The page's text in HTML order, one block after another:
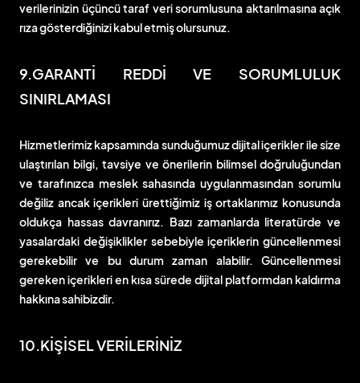
verilerinizin üçüncü taraf veri sorumlusuna aktarılmasına açık
rıza gösterdiğinizi kabul etmiş olursunuz.
9.GARANTİ REDDİ VE SORUMLULUK
SINIRLAMASI
Hizmetlerimiz kapsamında sunduğumuz dijital içerikler ile size
ulaştırılan bilgi, tavsiye ve önerilerin bilimsel doğruluğundan
ve tarafınızca meslek sahasında uygulanmasından sorumlu
değiliz ancak içerikleri ürettiğimiz iş ortaklarımız konusunda
oldukça hassas davranırız. Bazı zamanlarda literatürde ve
yasalardaki değişiklikler sebebiyle içeriklerin güncellenmesi
gerekebilir ve bu durum zaman alabilir. Güncellenmesi
gereken içerikleri en kısa sürede dijital platformdan kaldırma
hakkına sahibizdir.
10.KİŞİSEL VERİLERİNİZ